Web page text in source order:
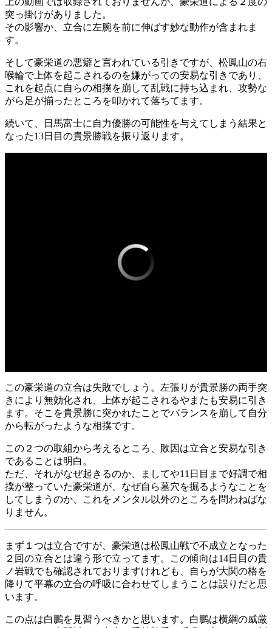
突っ掛けがありました。
その影響か、立合に左腕を前に伸ばす妙な動作が含まれま
す。
そして豪栄道の悪癖と言われている引きですが、松鳳山の右
喉輪で上体を起こされるのを嫌がっての安易な引きであり、
これを起点に自らの相撲を崩して乱戦に持ち込まれ、攻勢な
がら足が揃ったところを叩かれて落ちてます。
続いて、日馬富士に自力優勝の可能性を与えてしまう結果と
なった13日目の貴景勝戦を振り返ります。
この豪栄道の立合は失敗でしょう。左張りが貴景勝の両手突
きにより無効化され、上体が起こされるやまたも安易に引き
ます。そこを貴景勝に突かれたことでバランスを崩して自分
から転がったような相撲です。
この２つの取組から考えるところ、敗因は立合と安易な引き
であることは明白。
ただ、それがなぜ起きるのか、ましてや11日目まで好調で相
撲が整っていた豪栄道が、なぜ自ら墓穴を掘るようなことを
してしまうのか、これをメンタル以外のところを問わねばな
りません。
まず１つは立合ですが、豪栄道は松鳳山戦で不成立となった
２回の立合とは違う形で立ってます。この傾向は14日目の貴
ノ岩戦でも確認されておりますけれども、自らが大関の格を
降りて平幕の立合の呼吸に合わせてしまうことは誤りだと思
います。
この点は白鵬を見習うべきかと思います。白鵬は横綱の威厳